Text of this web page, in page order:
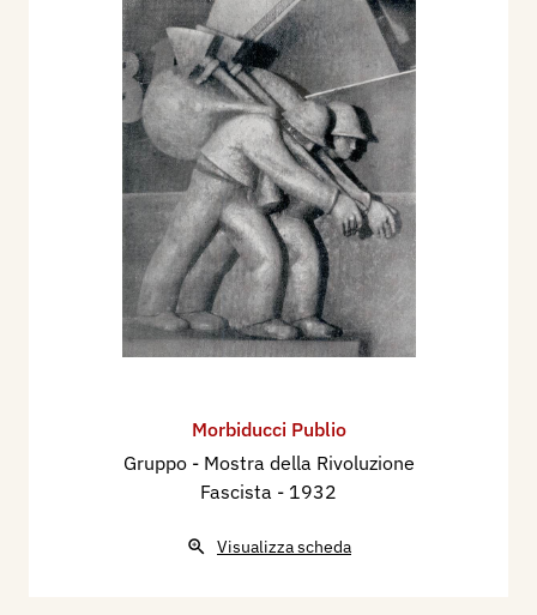
Morbiducci Publio
Gruppo - Mostra della Rivoluzione
Fascista - 1932
Visualizza scheda